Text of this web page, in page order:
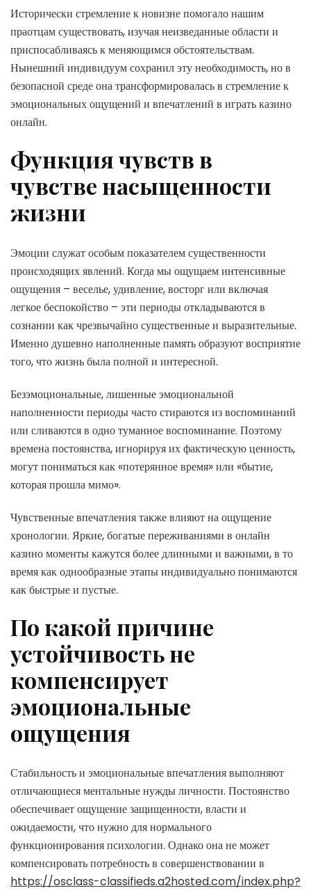
Исторически стремление к новизне помогало нашим
праотцам существовать, изучая неизведанные области и
приспосабливаясь к меняющимся обстоятельствам.
Нынешний индивидуум сохранил эту необходимость, но в
безопасной среде она трансформировалась в стремление к
эмоциональных ощущений и впечатлений в играть казино
онлайн.
Функция чувств в
чувстве насыщенности
жизни
Эмоции служат особым показателем существенности
происходящих явлений. Когда мы ощущаем интенсивные
ощущения – веселье, удивление, восторг или включая
легкое беспокойство – эти периоды откладываются в
сознании как чрезвычайно существенные и выразительные.
Именно душевно наполненные память образуют восприятие
того, что жизнь была полной и интересной.
Безэмоциональные, лишенные эмоциональной
наполненности периоды часто стираются из воспоминаний
или сливаются в одно туманное воспоминание. Поэтому
времена постоянства, игнорируя их фактическую ценность,
могут пониматься как «потерянное время» или «бытие,
которая прошла мимо».
Чувственные впечатления также влияют на ощущение
хронологии. Яркие, богатые переживаниями в онлайн
казино моменты кажутся более длинными и важными, в то
время как однообразные этапы индивидуально понимаются
как быстрые и пустые.
По какой причине
устойчивость не
компенсирует
эмоциональные
ощущения
Стабильность и эмоциональные впечатления выполняют
отличающиеся ментальные нужды личности. Постоянство
обеспечивает ощущение защищенности, власти и
ожидаемости, что нужно для нормального
функционирования психологии. Однако она не может
компенсировать потребность в совершенствовании в
https://osclass-classifieds.a2hosted.com/index.php?